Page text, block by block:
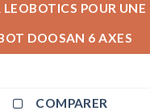
POUR UNE
DOOSAN 6 AXES
COMPARER